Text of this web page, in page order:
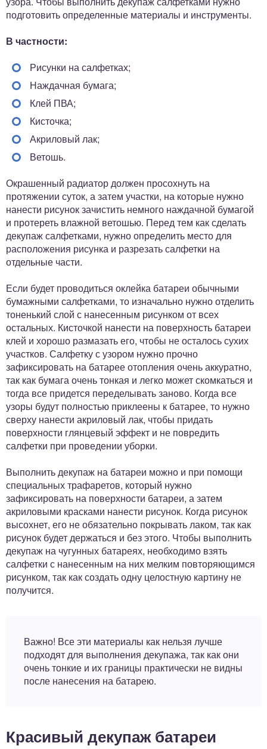
подготовить определенные материалы и инструменты.
В частности:
Рисунки на салфетках;
Наждачная бумага;
Клей ПВА;
Кисточка;
Акриловый лак;
Ветошь.
Окрашенный радиатор должен просохнуть на
протяжении суток, а затем участки, на которые нужно
нанести рисунок зачистить немного наждачной бумагой
и протереть влажной ветошью. Перед тем как сделать
декупаж салфетками, нужно определить место для
расположения рисунка и разрезать салфетки на
отдельные части.
Если будет проводиться оклейка батареи обычными
бумажными салфетками, то изначально нужно отделить
тоненький слой с нанесенным рисунком от всех
остальных. Кисточкой нанести на поверхность батареи
клей и хорошо размазать его, чтобы не осталось сухих
участков. Салфетку с узором нужно прочно
зафиксировать на батарее отопления очень аккуратно,
так как бумага очень тонкая и легко может скомкаться и
тогда все придется переделывать заново. Когда все
узоры будут полностью приклеены к батарее, то нужно
сверху нанести акриловый лак, чтобы придать
поверхности глянцевый эффект и не повредить
салфетки при проведении уборки.
Выполнить декупаж на батареи можно и при помощи
специальных трафаретов, который нужно
зафиксировать на поверхности батареи, а затем
акриловыми красками нанести рисунок. Когда рисунок
высохнет, его не обязательно покрывать лаком, так как
рисунок будет держаться и без этого. Чтобы выполнить
декупаж на чугунных батареях, необходимо взять
салфетки с нанесенным на них мелким повторяющимся
рисунком, так как создать одну целостную картину не
получится.
Важно! Все эти материалы как нельзя лучше
подходят для выполнения декупажа, так как они
очень тонкие и их границы практически не видны
после нанесения на батарею.
Красивый декупаж батареи